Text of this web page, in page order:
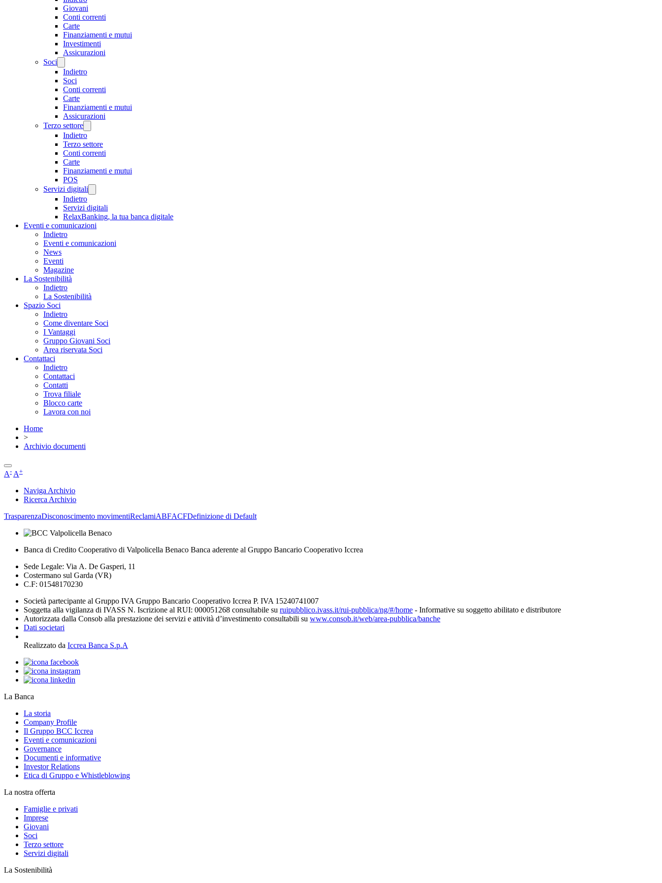
Giovani
Conti correnti
Carte
Finanziamenti e mutui
Investimenti
Assicurazioni
Soci
Indietro
Soci
Conti correnti
Carte
Finanziamenti e mutui
Assicurazioni
Terzo settore
Indietro
Terzo settore
Conti correnti
Carte
Finanziamenti e mutui
POS
Servizi digitali
Indietro
Servizi digitali
RelaxBanking, la tua banca digitale
Eventi e comunicazioni
Indietro
Eventi e comunicazioni
News
Eventi
Magazine
La Sostenibilità
Indietro
La Sostenibilità
Spazio Soci
Indietro
Come diventare Soci
I Vantaggi
Gruppo Giovani Soci
Area riservata Soci
Contattaci
Indietro
Contattaci
Contatti
Trova filiale
Blocco carte
Lavora con noi
Home
>
Archivio documenti
A- A+
Naviga Archivio
Ricerca Archivio
TrasparenzaDisconoscimento movimentiReclamiABFACFDefinizione di Default
Banca di Credito Cooperativo di Valpolicella Benaco Banca aderente al Gruppo Bancario Cooperativo Iccrea
Sede Legale: Via A. De Gasperi, 11
Costermano sul Garda (VR)
C.F: 01548170230
Società partecipante al Gruppo IVA Gruppo Bancario Cooperativo Iccrea P. IVA 15240741007
Soggetta alla vigilanza di IVASS N. Iscrizione al RUI: 000051268 consultabile su ruipubblico.ivass.it/rui-pubblica/ng/#/home - Informative su soggetto abilitato e distributore
Autorizzata dalla Consob alla prestazione dei servizi e attività d’investimento consultabili su www.consob.it/web/area-pubblica/banche
Dati societari
Realizzato da Iccrea Banca S.p.A
La Banca
La storia
Company Profile
Il Gruppo BCC Iccrea
Eventi e comunicazioni
Governance
Documenti e informative
Investor Relations
Etica di Gruppo e Whistleblowing
La nostra offerta
Famiglie e privati
Imprese
Giovani
Soci
Terzo settore
Servizi digitali
La Sostenibilità